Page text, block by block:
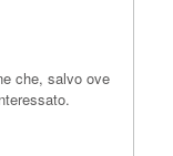
che, salvo ove